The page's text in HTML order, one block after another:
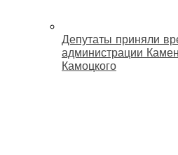
Депутаты приняли
администрации
Камоцкого